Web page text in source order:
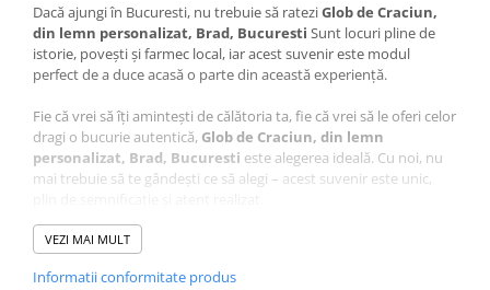
Dacă ajungi în Bucuresti, nu trebuie să rateziGlob de Craciun,
din lemn personalizat, Brad, Bucuresti Sunt locuri pline de
istorie, povești și farmec local, iar acest suvenir este modul
perfect de a duce acasă o parte din această experiență.
Fie că vrei să îți amintești de călătoria ta, fie că vrei să le oferi celor
dragi o bucurie autentică, Glob de Craciun, din lemn
personalizat, Brad, Bucuresti este alegerea ideală. Cu noi, nu
mai trebuie să te gândești ce să alegi – acest suvenir este unic,
Ce face acest suvenir special?
din Oradea, fiecare produs este lucrat cu grijă pentru a păstra
VEZI MAI MULT
Informatii conformitate produs